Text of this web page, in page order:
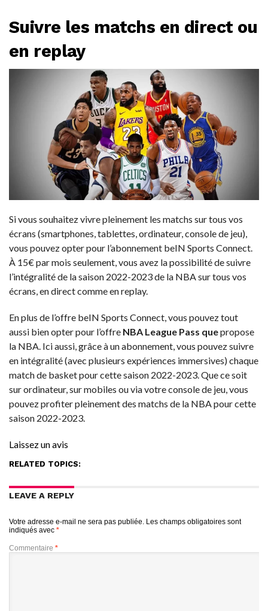
Suivre les matchs en direct ou
en replay
Si vous souhaitez vivre pleinement les matchs sur tous vos
écrans (smartphones, tablettes, ordinateur, console de jeu),
vous pouvez opter pour l’abonnement beIN Sports Connect.
À 15€ par mois seulement, vous avez la possibilité de suivre
l’intégralité de la saison 2022-2023 de la NBA sur tous vos
écrans, en direct comme en replay.
En plus de l’offre beIN Sports Connect, vous pouvez tout
aussi bien opter pour l’offre NBA League Pass quepropose
la NBA. Ici aussi, grâce à un abonnement, vous pouvez suivre
en intégralité (avec plusieurs expériences immersives) chaque
match de basket pour cette saison 2022-2023. Que ce soit
sur ordinateur, sur mobiles ou via votre console de jeu, vous
pouvez profiter pleinement des matchs de la NBA pour cette
saison 2022-2023.
Laissez un avis
RELATED TOPICS:
LEAVE A REPLY
Votre adresse e-mail ne sera pas publiée. Les champs obligatoires sont
indiqués avec *
Commentaire *